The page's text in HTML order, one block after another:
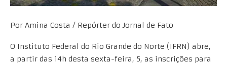
Por Amina Costa / Repórter do Jornal de Fato
O Instituto Federal do Rio Grande do Norte (IFRN) abre,
a partir das 14h desta sexta-feira, 5, as inscrições para